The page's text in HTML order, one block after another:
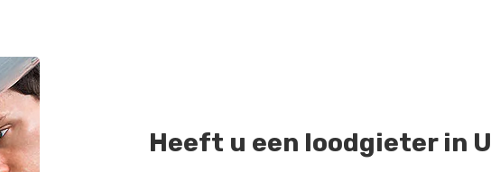
Heeft u een loodgieter in